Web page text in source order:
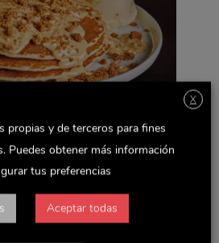
de 2020.-Delaviuda
X
propias y de terceros para fines
Puedes obtener más información
tus preferencias
Aceptar todas